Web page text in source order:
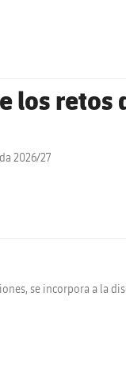
los retos
2026/27
se incorpora a la